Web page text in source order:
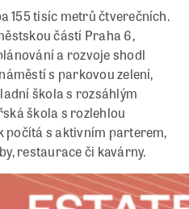
155 tisíc metrů čtverečních.
částí Praha 6,
a rozvoje shodl
s parkovou zelení,
škola s rozsáhlým
škola s rozlehlou
počítá s aktivním parterem,
restaurace či kavárny.